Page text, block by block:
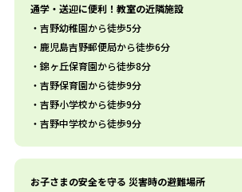
通学・送迎に便利！教室の近隣施設
吉野幼稚園から徒歩5分
鹿児島吉野郵便局から徒歩6分
錦ヶ丘保育園から徒歩8分
吉野保育園から徒歩9分
吉野小学校から徒歩9分
吉野中学校から徒歩9分
お子さまの安全を守る 災害時の避難場所